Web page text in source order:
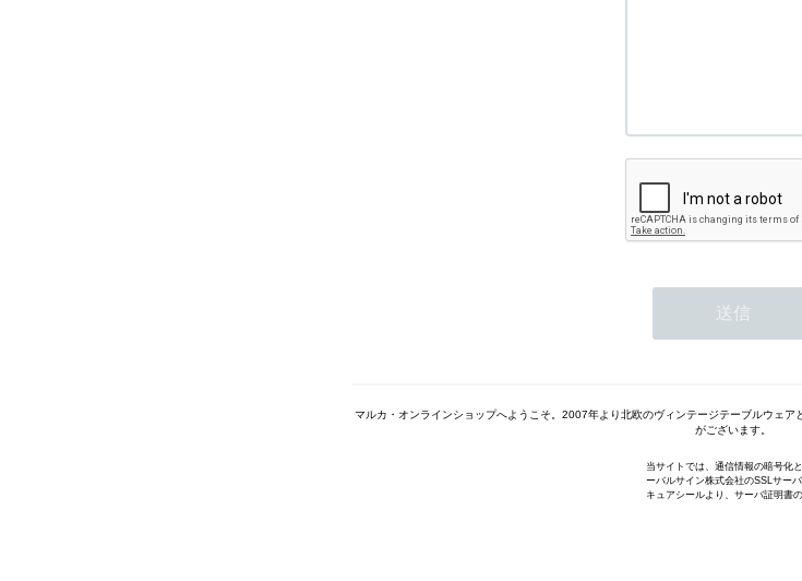
マルカ・オンラインショップへようこそ。2007年より北欧のヴィンテージテーブルウェ
がございます。
当サイトでは、通信情報の暗号化
ーバルサイン株式会社のSSLサー
キュアシールより、サーバ証明書